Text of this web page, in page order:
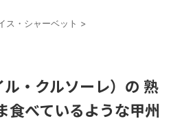
ス・シャーベット >
・クルソーレ）の 熟
食べているような甲州